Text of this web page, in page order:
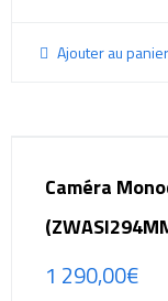
Ajouter au panier
Caméra
1 290,00€